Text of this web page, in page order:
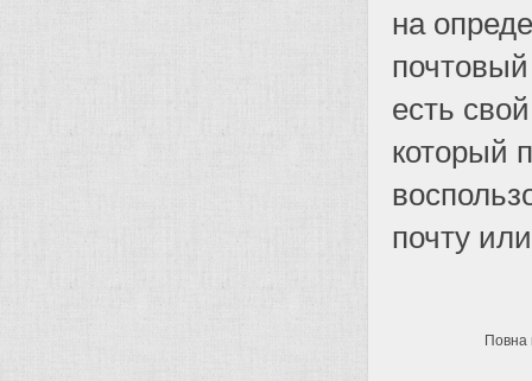
на
есть
который
почту
Повна